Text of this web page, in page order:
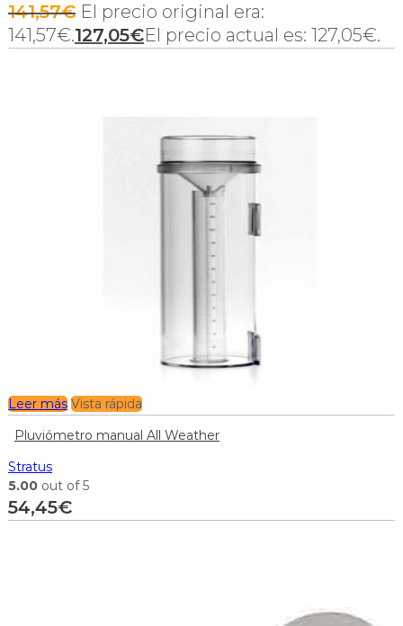
141,57€ El precio original era:
141,57€.127,05€El precio actual es: 127,05€.
Leer más Vista rápida
Pluviómetro manual All Weather
Stratus
5.00 out of 5
54,45€